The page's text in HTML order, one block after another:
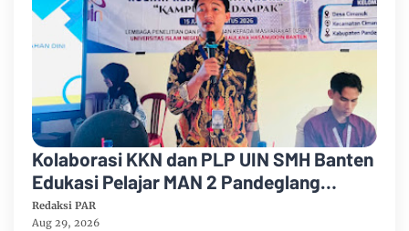
Kolaborasi KKN dan PLP UIN SMH Banten
Edukasi Pelajar MAN 2 Pandeglang
tentang Bahaya Pernikahan Dini
Redaksi PAR
Aug 29, 2026